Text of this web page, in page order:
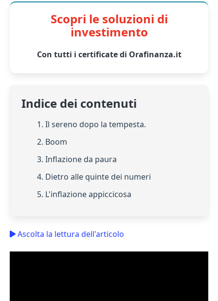
Scopri le soluzioni di
investimento
Con tutti i certificate di Orafinanza.it
Indice dei contenuti
1. Il sereno dopo la tempesta.
2. Boom
3. Inflazione da paura
4. Dietro alle quinte dei numeri
5. L'inflazione appiccicosa
Ascolta la lettura dell'articolo